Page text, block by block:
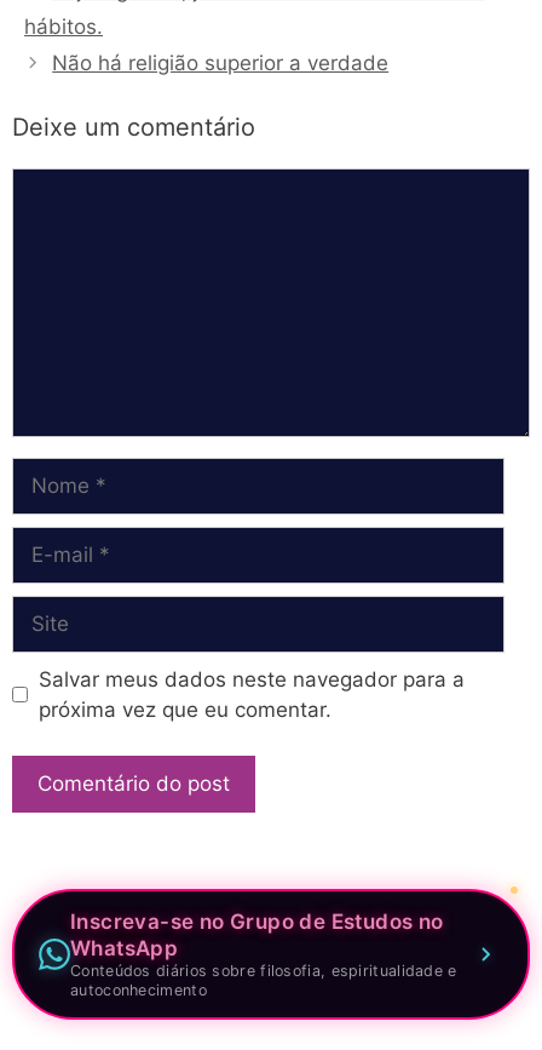
hábitos.
Não há religião superior a verdade
Deixe um comentário
mail
Salvar meus dados neste navegador para a
próxima vez que eu comentar.
Inscreva-se no Grupo de Estudos no
WhatsApp
Conteúdos diários sobre filosofia, espiritualidade e
autoconhecimento